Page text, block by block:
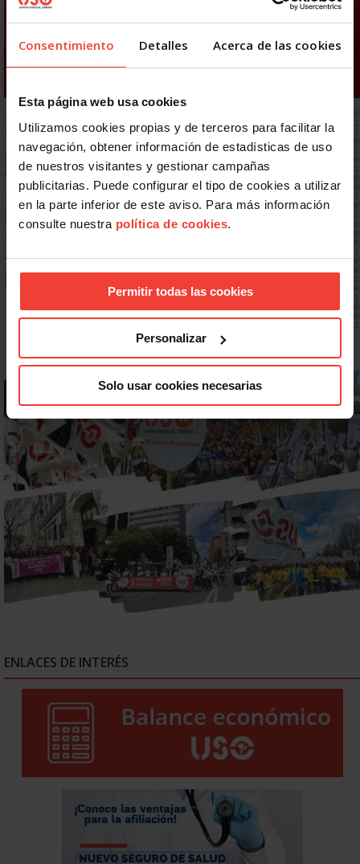
Consentimiento Detalles Acerca de las cookies
Esta página web usa cookies
Utilizamos cookies propias y de terceros para facilitar la
navegación, obtener información de estadísticas de uso
de nuestros visitantes y gestionar campañas
publicitarias. Puede configurar el tipo de cookies a utilizar
en la parte inferior de este aviso. Para más información
consulte nuestra política de cookies.
Permitir todas las cookies
Personalizar
Solo usar cookies necesarias
ENLACES DE INTERÉS